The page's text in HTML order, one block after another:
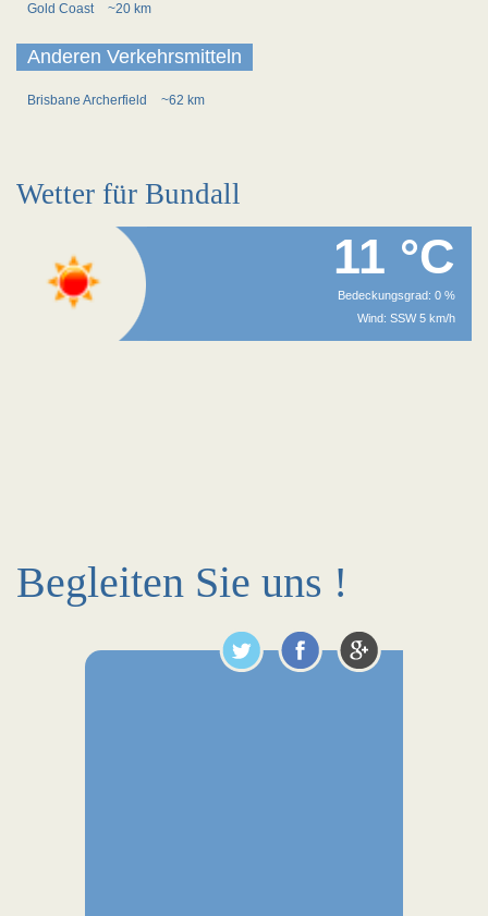
Gold Coast ~20 km
Anderen Verkehrsmitteln
Brisbane Archerfield ~62 km
Wetter für Bundall
11 °C
Bedeckungsgrad: 0 %
Wind: SSW 5 km/h
Begleiten Sie uns !